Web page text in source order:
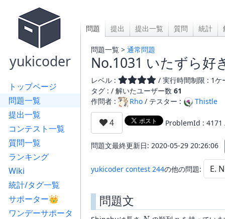
yukicoder
トップページ
問題一覧
提出一覧
コンテスト一覧
質問一覧
ランキング
Wiki
統計/タグ一覧
サポーター👑
ワンデーサポータ
問題 提出 提出一覧 質問 統計
問題一覧 > 通常問題
No.1031 いたずら好
レベル :
/ 実行時間制限 : 1
タグ : / 解いたユーザー数 61
作問者 :
Rho / テスター : Thistle
ProblemId :
問題文最終更新日: 2020-05-29 20:26:06
yukicoder contest 244の他の問題:
問題文
N p